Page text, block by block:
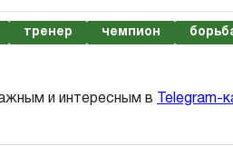
тренер чемпион
и интересным в Telegram-